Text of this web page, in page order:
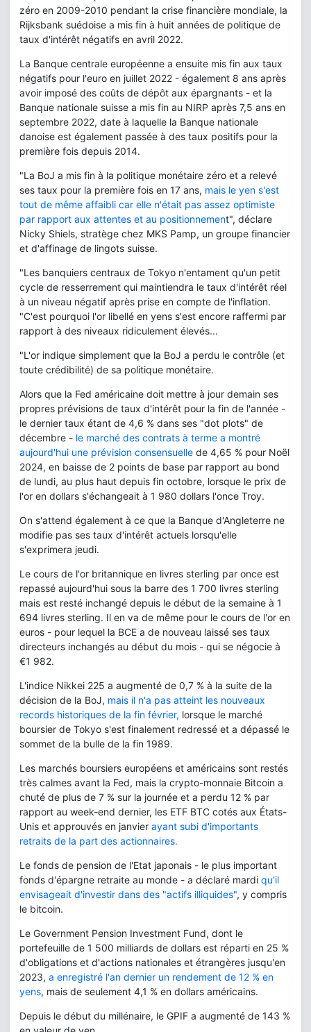
zéro en 2009-2010 pendant la crise financière mondiale, la
Rijksbank suédoise a mis fin à huit années de politique de
taux d'intérêt négatifs en avril 2022.
La Banque centrale européenne a ensuite mis fin aux taux
négatifs pour l'euro en juillet 2022 - également 8 ans après
avoir imposé des coûts de dépôt aux épargnants - et la
Banque nationale suisse a mis fin au NIRP après 7,5 ans en
septembre 2022, date à laquelle la Banque nationale
danoise est également passée à des taux positifs pour la
première fois depuis 2014.
"La BoJ a mis fin à la politique monétaire zéro et a relevé
ses taux pour la première fois en 17 ans, mais le yen s'est
tout de même affaibli car elle n'était pas assez optimiste
par rapport aux attentes et au positionnement", déclare
Nicky Shiels, stratège chez MKS Pamp, un groupe financier
et d'affinage de lingots suisse.
"Les banquiers centraux de Tokyo n'entament qu'un petit
cycle de resserrement qui maintiendra le taux d'intérêt réel
à un niveau négatif après prise en compte de l'inflation.
"C'est pourquoi l'or libellé en yens s'est encore raffermi par
rapport à des niveaux ridiculement élevés...
"L'or indique simplement que la BoJ a perdu le contrôle (et
toute crédibilité) de sa politique monétaire.
Alors que la Fed américaine doit mettre à jour demain ses
propres prévisions de taux d'intérêt pour la fin de l'année -
le dernier taux étant de 4,6 % dans ses "dot plots" de
décembre - le marché des contrats à terme a montré
aujourd'hui une prévision consensuelle de 4,65 % pour Noël
2024, en baisse de 2 points de base par rapport au bond
de lundi, au plus haut depuis fin octobre, lorsque le prix de
l'or en dollars s'échangeait à 1 980 dollars l'once Troy.
On s'attend également à ce que la Banque d'Angleterre ne
modifie pas ses taux d'intérêt actuels lorsqu'elle
s'exprimera jeudi.
Le cours de l'or britannique en livres sterling par once est
repassé aujourd'hui sous la barre des 1 700 livres sterling
mais est resté inchangé depuis le début de la semaine à 1
694 livres sterling. Il en va de même pour le cours de l'or en
euros - pour lequel la BCE a de nouveau laissé ses taux
directeurs inchangés au début du mois - qui se négocie à
€1 982.
L'indice Nikkei 225 a augmenté de 0,7 % à la suite de la
décision de la BoJ, mais il n'a pas atteint les nouveaux
records historiques de la fin février, lorsque le marché
boursier de Tokyo s'est finalement redressé et a dépassé le
sommet de la bulle de la fin 1989.
Les marchés boursiers européens et américains sont restés
très calmes avant la Fed, mais la crypto-monnaie Bitcoin a
chuté de plus de 7 % sur la journée et a perdu 12 % par
rapport au week-end dernier, les ETF BTC cotés aux États-
Unis et approuvés en janvier ayant subi d'importants
retraits de la part des actionnaires.
Le fonds de pension de l'Etat japonais - le plus important
fonds d'épargne retraite au monde - a déclaré mardi qu'il
envisageait d'investir dans des "actifs illiquides", y compris
le bitcoin.
Le Government Pension Investment Fund, dont le
portefeuille de 1 500 milliards de dollars est réparti en 25 %
d'obligations et d'actions nationales et étrangères jusqu'en
2023, a enregistré l'an dernier un rendement de 12 % en
yens, mais de seulement 4,1 % en dollars américains.
Depuis le début du millénaire, le GPIF a augmenté de 143 %